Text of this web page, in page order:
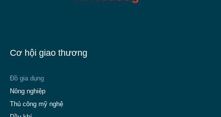
Cơ hội giao thương
Đồ gia dụng
Nông nghiệp
Thủ công mỹ nghệ